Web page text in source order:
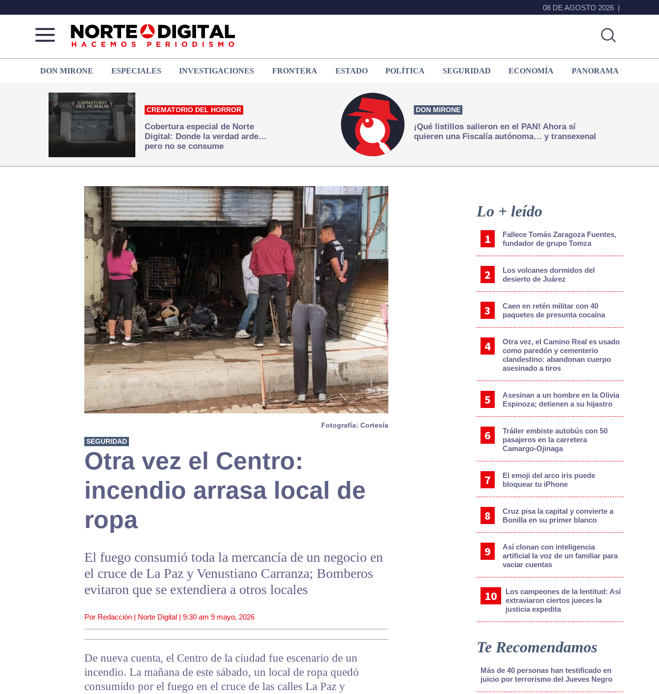
08 DE AGOSTO 2026
de
Juárez
que
hacemos periodismo
DON MIRONE ESPECIALES INVESTIGACIONES FRONTERA ESTADO POLÍTICA SEGURIDAD ECONOMÍA PANORAMA
CREMATORIO DEL HORROR
Cobertura especial de Norte
Digital: Donde la verdad arde…
pero no se consume
DON MIRONE
¡Qué listillos salieron en el PAN! Ahora sí
quieren una Fiscalía autónoma… y transexenal
Fotografía: Cortesía
SEGURIDAD
Otra vez el Centro:
incendio arrasa local de
ropa
El fuego consumió toda la mercancía de un negocio en
el cruce de La Paz y Venustiano Carranza; Bomberos
evitaron que se extendiera a otros locales
Por Redacción | Norte Digital | 9:30 am 9 mayo, 2026
De nueva cuenta, el Centro de la ciudad fue escenario de un
incendio. La mañana de este sábado, un local de ropa quedó
consumido por el fuego en el cruce de las calles La Paz y
Sidebar
Lo + leído
Fallece Tomás Zaragoza Fuentes,
fundador de grupo Tomza
Los volcanes dormidos del
desierto de Juárez
Caen en retén militar con 40
paquetes de presunta cocaína
Otra vez, el Camino Real es usado
como paredón y cementerio
clandestino: abandonan cuerpo
asesinado a tiros
Asesinan a un hombre en la Olivia
Espinoza; detienen a su hijastro
Tráiler embiste autobús con 50
pasajeros en la carretera
Camargo-Ojinaga
El emoji del arco iris puede
bloquear tu iPhone
Cruz pisa la capital y convierte a
Bonilla en su primer blanco
Así clonan con inteligencia
artificial la voz de un familiar para
vaciar cuentas
Los campeones de la lentitud: Así
extraviaron ciertos jueces la
justicia expedita
Te Recomendamos
Más de 40 personas han testificado en
juicio por terrorismo del Jueves Negro